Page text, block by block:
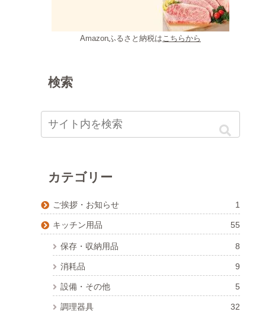
Amazonふるさと納税は こちらから
検索
カテゴリー
ご挨拶・お知らせ 1
キッチン用品 55
保存・収納用品 8
消耗品 9
設備・その他 5
調理器具 32